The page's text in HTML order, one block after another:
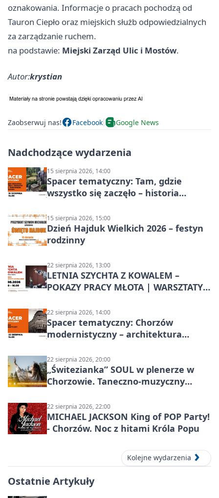
oznakowania. Informacje o pracach pochodzą od
Tauron Ciepło oraz miejskich służb odpowiedzialnych
za zarządzanie ruchem.
na podstawie: Miejski Zarząd Ulic i Mostów.
Autor:krystian
Zaobserwuj nas! Facebook Google News
Nadchodzące wydarzenia
15 sierpnia 2026, 14:00
Spacer tematyczny: Tam, gdzie
wszystko się zaczęło – historia
15 sierpnia 2026, 15:00
Dzień Hajduk Wielkich 2026 – festyn
rodzinny
22 sierpnia 2026, 13:00
LETNIA SZYCHTA Z KOWALEM –
POKAZY PRACY MŁOTA | WARSZTATY
22 sierpnia 2026, 14:00
Spacer tematyczny: Chorzów
modernistyczny – architektura
22 sierpnia 2026, 20:00
„Świtezianka” SOUL w plenerze w
Chorzowie. Taneczno-muzyczny
22 sierpnia 2026, 22:00
MICHAEL JACKSON King of POP Party!
- Chorzów. Noc z hitami Króla Popu
Kolejne wydarzenia
Ostatnie Artykuły